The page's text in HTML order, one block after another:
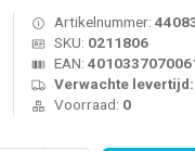
Artikelnummer:
SKU: 0211806
EAN:
Verwachte
Voorraad: 0